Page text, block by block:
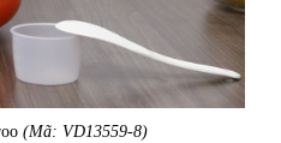
(Mã: VD13559-8)